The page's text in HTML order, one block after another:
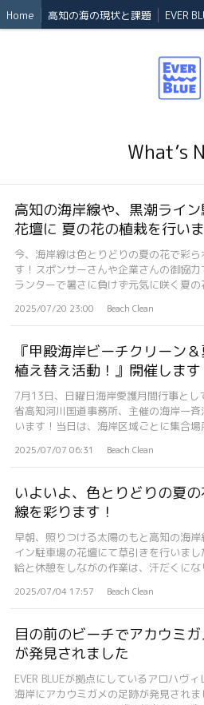
Home 高知の海の現状と課題 EVER
What’s
高知の海岸線や、黒潮ライ
花壇に 夏の花の植栽を行いま
今、海岸線は色とりどりの夏の花で彩ら
す！スポンサーさんや企業さんの御協
ランターで暑さに負けず元気に咲く夏の
2025/07/20 23:00 Beach Clean
『甲殿海岸ビーチクリーン
植え替え活動！』開催します
7月13日、日曜日海岸愛護月間行事とし
省高知河川国道事務所、主催の海岸一
います！当日は、海岸区域ごとに集合場
2025/07/07 06:31 Beach Clean
いよいよ、色とりどりの夏
線を彩ります！
早朝、照りつける太陽のもと高知の海岸
イン駐車場の花壇にて草引きを行いま
給と休憩をしながの作業は、汗だくにな
2025/07/04 17:57 Beach Clean
目の前のビーチでアカウミ
が発見されました
EVER BLUEが拠点にしているアロハヴィ
海岸にアカウミガメの足跡が発見されま